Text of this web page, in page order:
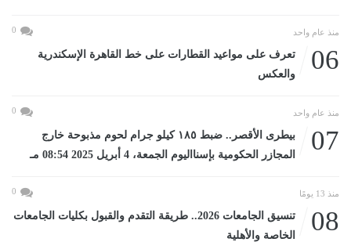
منذ عام واحد 0
06
تعرف على مواعيد القطارات على خط القاهرة الإسكندرية
والعكس
منذ عام واحد 0
07
بيطرى الأقصر.. ضبط ١٨٥ كيلو جرام لحوم مذبوحة خارج
المجازر الحكومية بإسنااليوم الجمعة، 4 أبريل 2025 08:54 مـ
منذ 13 يومًا 0
08
تنسيق الجامعات 2026.. طريقة التقدم والقبول بكليات الجامعات
الخاصة والأهلية